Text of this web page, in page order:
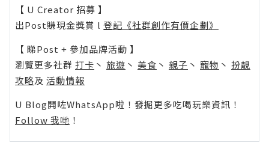
【 U Creator 招募 】
出Post賺現金獎賞 l 登記《社群創作有價企劃》
【 睇Post + 參加品牌活動 】
瀏覽更多社群 打卡 丶 旅遊 丶 美食 丶 親子 丶 寵物 丶 扮靚
攻略及 活動情報
U Blog開咗WhatsApp啦！發掘更多吃喝玩樂資訊！
Follow 我哋 ！